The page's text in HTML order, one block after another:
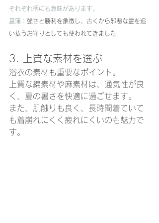
それぞれ柄にも意味があります。
菖蒲： 強さと勝利を象徴し、古くから邪悪な霊を追
い払うお守りとしても使われてきました
3. 上質な素材を選ぶ
浴衣の素材も重要なポイント。
上質な綿素材や麻素材は、通気性が良
く、夏の暑さを快適に過ごせます。
また、肌触りも良く、長時間着ていて
も着崩れにくく疲れにくいのも魅力で
す。